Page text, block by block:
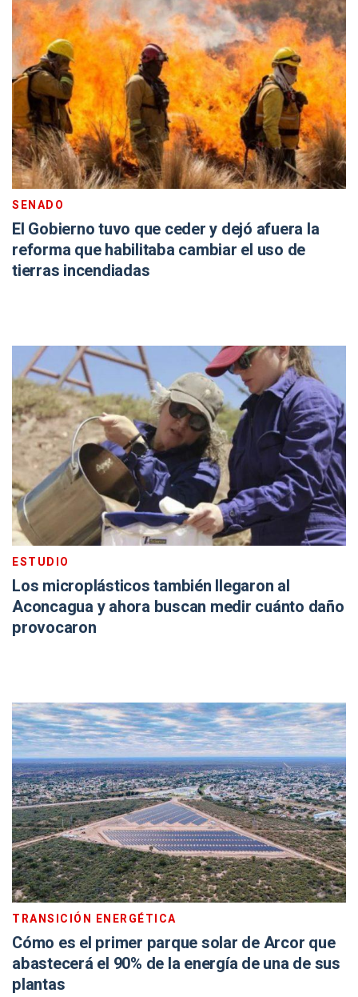
SENADO
El Gobierno tuvo que ceder y dejó afuera la
reforma que habilitaba cambiar el uso de
tierras incendiadas
ESTUDIO
Los microplásticos también llegaron al
Aconcagua y ahora buscan medir cuánto daño
provocaron
TRANSICIÓN ENERGÉTICA
Cómo es el primer parque solar de Arcor que
abastecerá el 90% de la energía de una de sus
plantas